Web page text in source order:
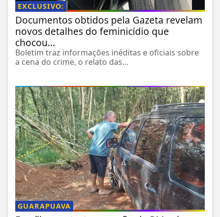
EXCLUSIVO:
Documentos obtidos pela Gazeta revelam
novos detalhes do feminicídio que
chocou...
Boletim traz informações inéditas e oficiais sobre
a cena do crime, o relato das...
GUARAPUAVA